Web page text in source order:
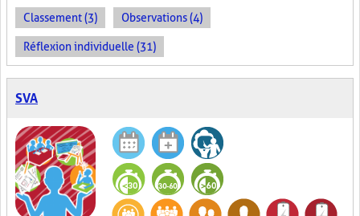
Classement (3) Observations (4)
Réflexion individuelle (31)
SVA